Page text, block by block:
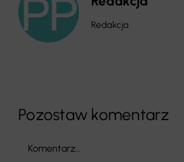
Redakcja
Pozostaw komentarz
Comment